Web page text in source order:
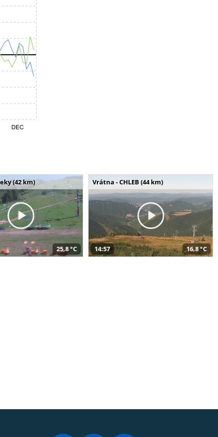
(42 km)
25,8 °C
Vrátna - CHLEB (44 km)
14:57 16,8 °C